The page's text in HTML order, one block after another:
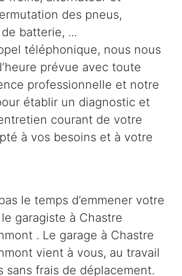
des pneus,
batterie, ...
téléphonique, nous nous
prévue avec toute
professionnelle et notre
établir un diagnostic et
courant de votre
à vos besoins et à votre
le temps d’emmener votre
garagiste à Chastre
. Le garage à Chastre
vient à vous, au travail
sans frais de déplacement.